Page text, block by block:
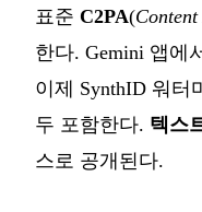
표준 C2PA(
한다. Gemini 앱에
이제 SynthID 워터
두 포함한다. 텍스
스로 공개된다.